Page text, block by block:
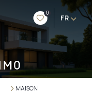
0
FR
MAISON